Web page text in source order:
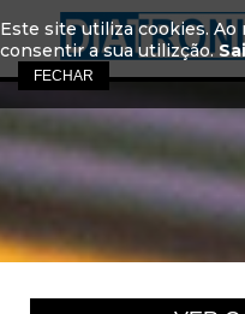
Este site utiliza cookies.
consentir a sua utilizção.